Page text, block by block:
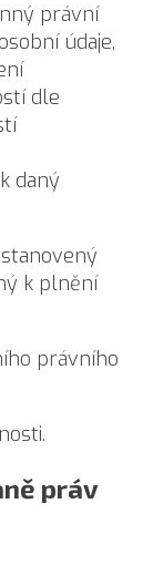
právní
údaje,
dle
daný
k plnění
právního
práv